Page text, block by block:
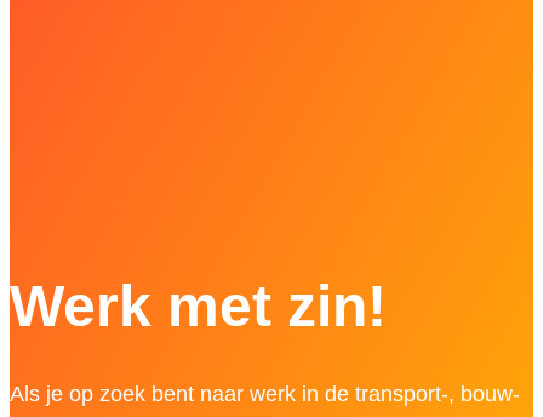
Werk met zin!
Als je op zoek bent naar werk in de transport-, bouw-